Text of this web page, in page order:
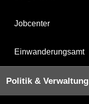
Jobcenter
Einwanderungsamt
Politik & Verwaltung